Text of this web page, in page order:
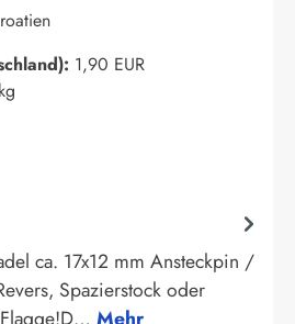
1,90 EUR
ca. 17x12 mm Ansteckpin /
Spazierstock oder